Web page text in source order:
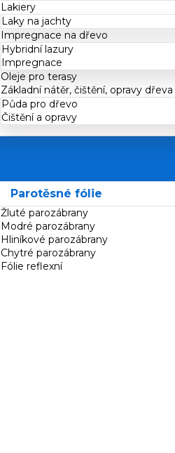
Lakiery
Laky na jachty
Impregnace na dřevo
Hybridní lazury
Impregnace
Oleje pro terasy
Základní nátěr, čištění, opravy dřeva
Půda pro dřevo
Čištění a opravy
Parotěsné fólie
Žluté parozábrany
Modré parozábrany
Hliníkové parozábrany
Chytré parozábrany
Fólie reflexní